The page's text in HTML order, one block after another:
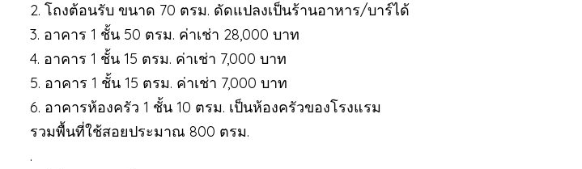
2. โถงต้อนรับ ขนาด 70 ตรม. ดัดแปลงเป็นร้านอาหาร/บาร์ได้
3. อาคาร 1 ชั้น 50 ตรม. ค่าเช่า 28,000 บาท
4. อาคาร 1 ชั้น 15 ตรม. ค่าเช่า 7,000 บาท
5. อาคาร 1 ชั้น 15 ตรม. ค่าเช่า 7,000 บาท
6. อาคารห้องครัว 1 ชั้น 10 ตรม. เป็นห้องครัวของโรงแรม
รวมพื้นที่ใช้สอยประมาณ 800 ตรม.
.